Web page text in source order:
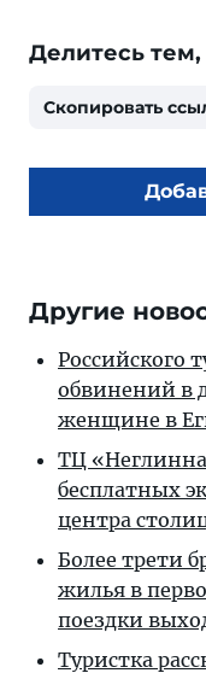
Делитесь тем,
Скопировать
Другие
Российского
обвинений в
женщине в
ТЦ
бесплатных
центра
Более трети
жилья в
поездки
Туристка